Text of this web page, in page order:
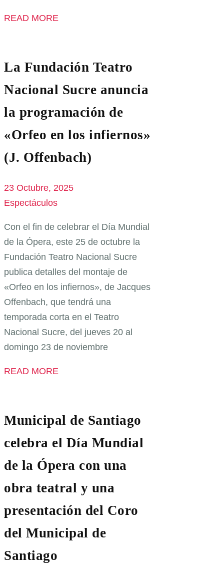
READ MORE
La Fundación Teatro
Nacional Sucre anuncia
la programación de
«Orfeo en los infiernos»
(J. Offenbach)
23 Octubre, 2025
Espectáculos
Con el fin de celebrar el Día Mundial
de la Ópera, este 25 de octubre la
Fundación Teatro Nacional Sucre
publica detalles del montaje de
«Orfeo en los infiernos», de Jacques
Offenbach, que tendrá una
temporada corta en el Teatro
Nacional Sucre, del jueves 20 al
domingo 23 de noviembre
READ MORE
Municipal de Santiago
celebra el Día Mundial
de la Ópera con una
obra teatral y una
presentación del Coro
del Municipal de
Santiago